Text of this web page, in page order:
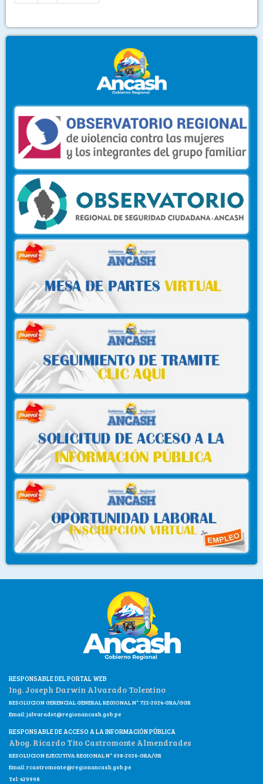
RESPONSABLE DEL PORTAL WEB
Ing. Joseph Darwin Alvarado Tolentino
RESOLUCION GERENCIAL GENERAL REGIONAL N° 722-2024-GRA/GGR
Email:jalvaradot@regionancash.gob.pe
RESPONSABLE DE ACCESO A LA INFORMACIÓN PÚBLICA
Abog. Ricardo Tito Castromonte Almendrades
RESOLUCION EJECUTIVA REGIONAL N° 038-2026-GRA/GR
Email:rcastromonte@regionancash.gob.pe
Tel: 429998